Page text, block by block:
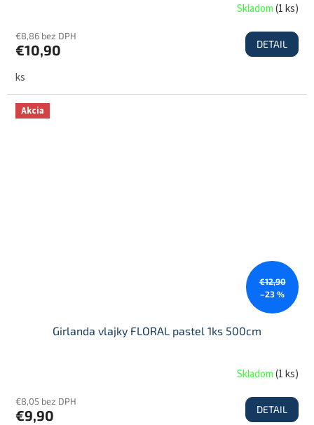
Skladom(1 ks)
€8,86 bez DPH
€10,90 DETAIL
ks
Akcia
€12,90
–23 %
Girlanda vlajky FLORAL pastel 1ks 500cm
Skladom(1 ks)
€8,05 bez DPH
€9,90 DETAIL